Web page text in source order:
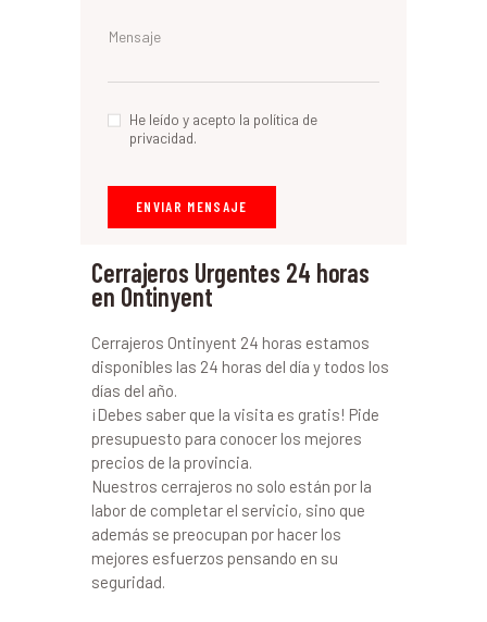
He leído y acepto la política de
privacidad.
Cerrajeros Urgentes 24 horas
en Ontinyent
Cerrajeros Ontinyent 24 horas estamos
disponibles las 24 horas del día y todos los
días del año.
¡Debes saber que la visita es gratis! Pide
presupuesto para conocer los mejores
precios de la provincia.
Nuestros cerrajeros no solo están por la
labor de completar el servicio, sino que
además se preocupan por hacer los
mejores esfuerzos pensando en su
seguridad.